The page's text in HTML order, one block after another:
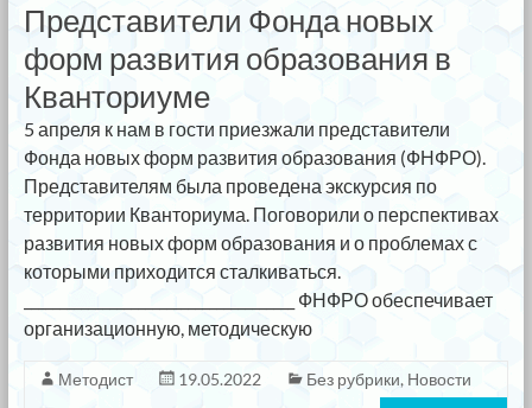
Представители Фонда новых
форм развития образования в
Кванториуме
5 апреля к нам в гости приезжали представители
Фонда новых форм развития образования (ФНФРО).
Представителям была проведена экскурсия по
территории Кванториума. Поговорили о перспективах
развития новых форм образования и о проблемах с
которыми приходится сталкиваться.
______________________________________ ФНФРО обеспечивает
организационную, методическую
Методист 19.05.2022 Без рубрики, Новости